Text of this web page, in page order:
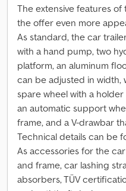
The extensive features
the offer even more
As standard, the car
with a hand pump, two
platform, an aluminum
can be adjusted in width,
spare wheel with a
an automatic support
frame, and a V-drawbar
Technical details can be
As accessories for the
and frame, car lashing
absorbers, TÜV